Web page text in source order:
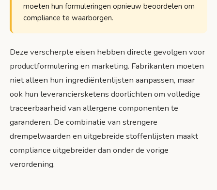
moeten hun formuleringen opnieuw beoordelen om
compliance te waarborgen.
Deze verscherpte eisen hebben directe gevolgen voor
productformulering en marketing. Fabrikanten moeten
niet alleen hun ingrediëntenlijsten aanpassen, maar
ook hun leveranciersketens doorlichten om volledige
traceerbaarheid van allergene componenten te
garanderen. De combinatie van strengere
drempelwaarden en uitgebreide stoffenlijsten maakt
compliance uitgebreider dan onder de vorige
verordening.